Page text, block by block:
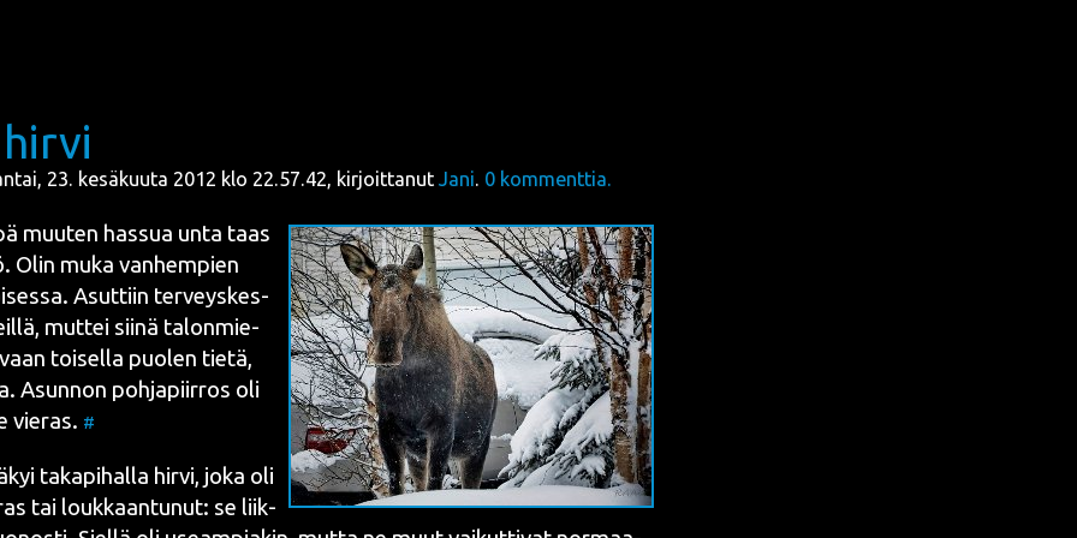
23. kesäkuuta 2012 klo 22.57.42, kirjoittanut Jani. 0 kommenttia.
muu­ten has­sua unta taas
Olin muka van­hem­pien
Asut­tiin ter­veys­kes­
mut­tei sii­nä talon­mie­
toi­sel­la puo­len tie­tä,
Asun­non poh­ja­piir­ros oli
vie­ras. #
taka­pi­hal­la hir­vi, joka oli
tai louk­kaan­tu­nut: se liik­